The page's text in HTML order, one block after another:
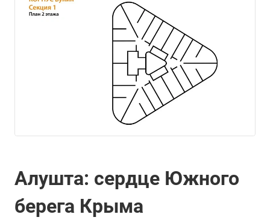
Алушта: сердце Южного
берега Крыма